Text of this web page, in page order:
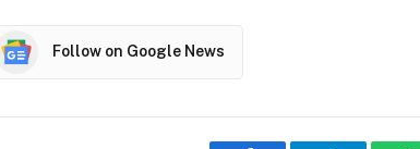
Follow on Google News